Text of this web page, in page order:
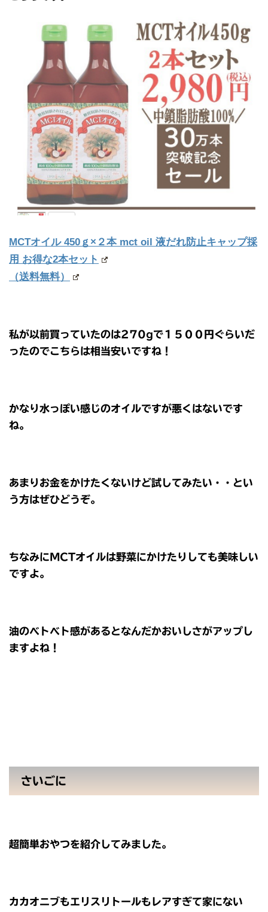
MCTオイル 450ｇ×２本 mct oil 液だれ防止キャップ採
用 お得な2本セット
（送料無料）
私が以前買っていたのは270gで１５００円ぐらいだ
ったのでこちらは相当安いですね！
かなり水っぽい感じのオイルですが悪くはないです
ね。
あまりお金をかけたくないけど試してみたい・・とい
う方はぜひどうぞ。
ちなみにMCTオイルは野菜にかけたりしても美味しい
ですよ。
油のベトベト感があるとなんだかおいしさがアップし
ますよね！
さいごに
超簡単おやつを紹介してみました。
カカオニブもエリスリトールもレアすぎて家にない